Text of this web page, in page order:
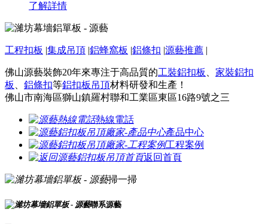
了解詳情
工程扣板 |集成吊頂 |鋁蜂窩板 |鋁條扣 |源藝推薦 |
佛山源藝裝飾20年來專注于高品質的工裝鋁扣板
家裝鋁扣
板
鋁條扣等鋁扣板吊頂材料研發和生產！
佛山市南海區獅山鎮羅村聯和工業區東區16路9號之三
熱線電話
產品中心
工程案例
返回首頁
掃一掃
聯系源藝